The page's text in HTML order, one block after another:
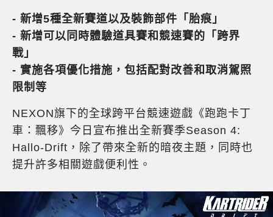
- 新增5種全新賽道以及裝飾部件「胎痕」
- 新增可以同時體驗道具賽和競速賽的「跨界
戰」
- 實施各項優化措施，包括配對改善和取消駕照
限制等
NEXON旗下的全球跨平台競速遊戲《跑跑卡丁
車：飄移》今日宣布推出全新賽季Season 4:
Hallo-Drift，除了帶來全新的暗夜主題，同時也
提升許多相關遊戲便利性。